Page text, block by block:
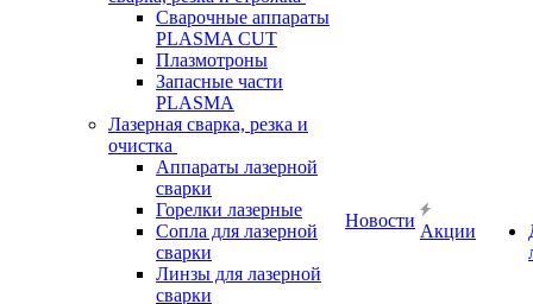
Сварочные аппараты
PLASMA CUT
Плазмотроны
Запасные части
PLASMA
Лазерная сварка, резка и
очистка
Аппараты лазерной
сварки
Горелки лазерные
Сопла для лазерной
сварки
Линзы для лазерной
сварки
Новости
Акции